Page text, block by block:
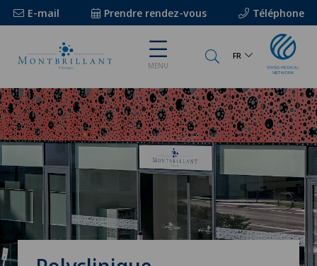
E-mail Prendre rendez-vous Téléphone
MENU
FR